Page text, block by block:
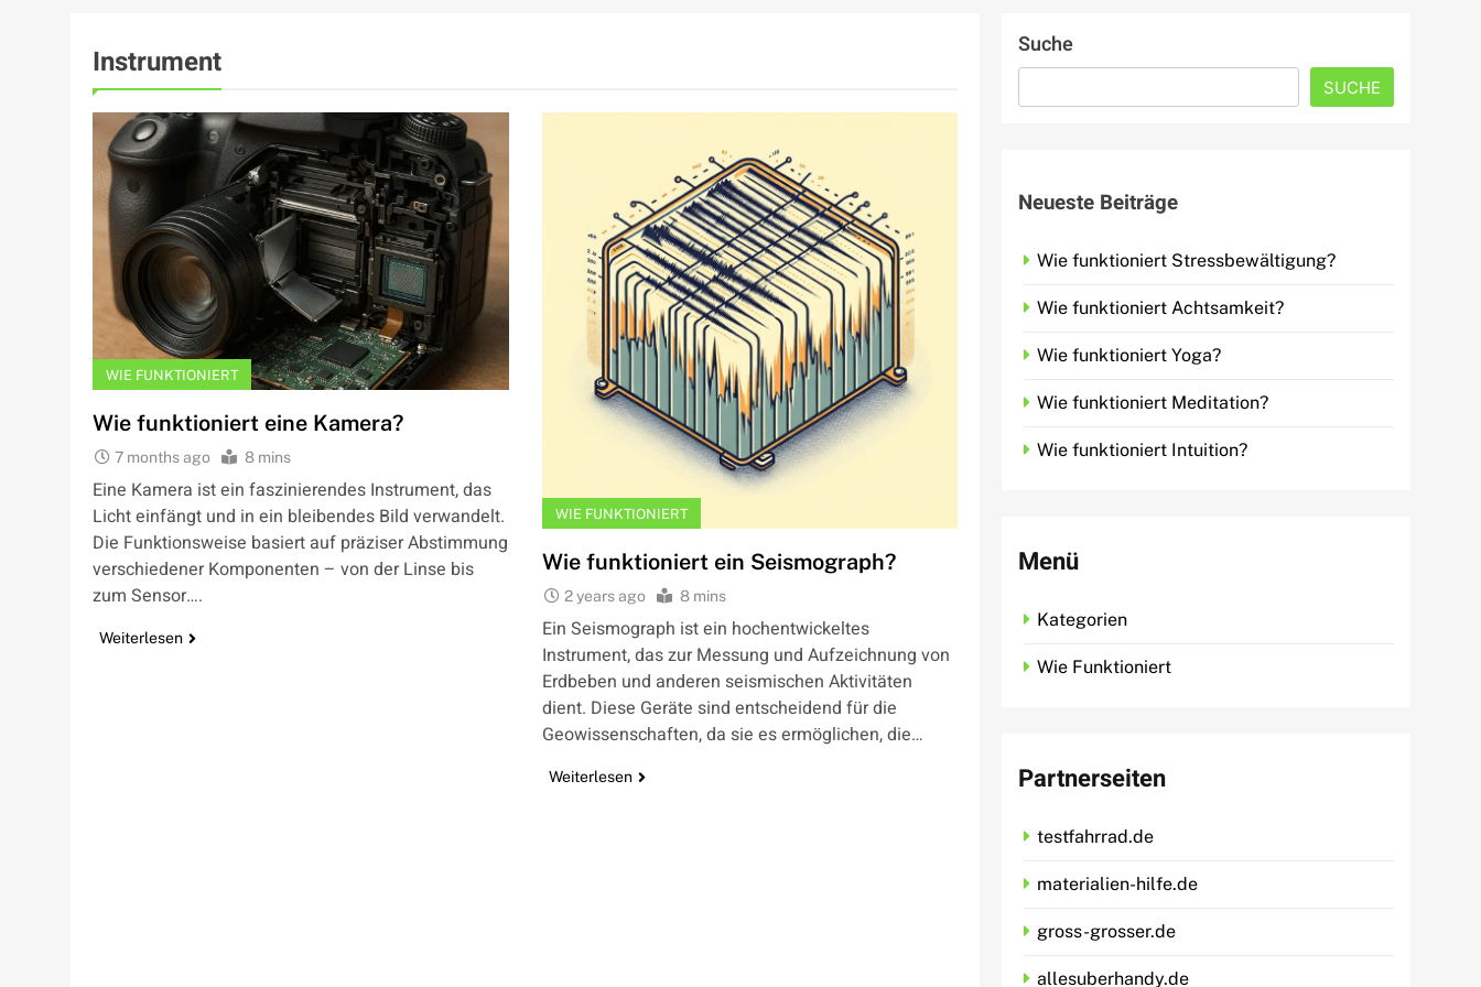
Instrument
WIE FUNKTIONIERT
Wie funktioniert eine Kamera?
7 months ago 8 mins
Eine Kamera ist ein faszinierendes Instrument, das
Licht einfängt und in ein bleibendes Bild verwandelt.
Die Funktionsweise basiert auf präziser Abstimmung
verschiedener Komponenten – von der Linse bis
zum Sensor….
Weiterlesen
WIE FUNKTIONIERT
Wie funktioniert ein Seismograph?
2 years ago 8 mins
Ein Seismograph ist ein hochentwickeltes
Instrument, das zur Messung und Aufzeichnung von
Erdbeben und anderen seismischen Aktivitäten
dient. Diese Geräte sind entscheidend für die
Geowissenschaften, da sie es ermöglichen, die…
Weiterlesen
Suche
SUCHE
Neueste Beiträge
Wie funktioniert Stressbewältigung?
Wie funktioniert Achtsamkeit?
Wie funktioniert Yoga?
Wie funktioniert Meditation?
Wie funktioniert Intuition?
Menü
Kategorien
Wie Funktioniert
Partnerseiten
testfahrrad.de
materialien-hilfe.de
gross-grosser.de
allesuberhandy.de